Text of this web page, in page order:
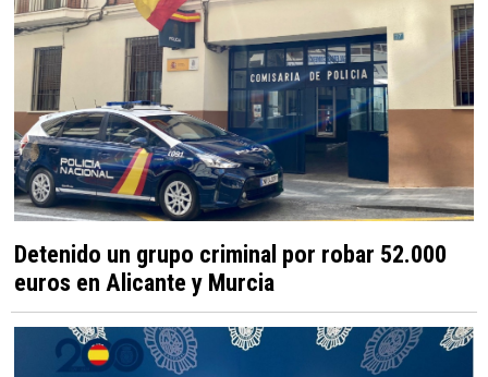
Detenido un grupo criminal por robar 52.000
euros en Alicante y Murcia